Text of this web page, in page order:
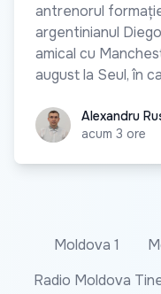
antrenorul
argentinianul
amical cu
august la Seul, în
Alexandru Rusu
Alexandru
acum 3 ore
Moldova 1
Radio Moldova